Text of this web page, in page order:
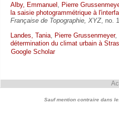
Alby, Emmanuel Pierre
la saisie photogrammétrique à
Française de Topographie, XYZ, no.
Landes, Tania, Pierre Grussenmeyer,
détermination du climat urbain à
Google Scholar
Sauf mention contraire dans